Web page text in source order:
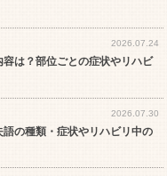
2026.07.24
は？部位ごとの症状やリハビ
2026.07.30
の種類・症状やリハビリ中の